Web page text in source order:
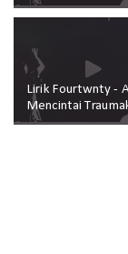
Lirik Fourtwnty -
Mencintai